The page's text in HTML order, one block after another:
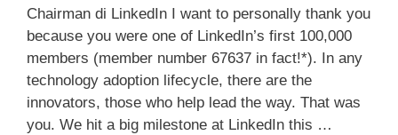
Chairman di LinkedIn I want to personally thank you
because you were one of LinkedIn’s first 100,000
members (member number 67637 in fact!*). In any
technology adoption lifecycle, there are the
innovators, those who help lead the way. That was
you. We hit a big milestone at LinkedIn this …